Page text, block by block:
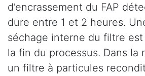
d’encrassement du FAP
dure entre 1 et 2 heures.
séchage interne du filtre est
la fin du processus. Dans la
un filtre à particules